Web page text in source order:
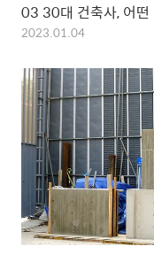
03 30대 건축사, 어
2023.01.04